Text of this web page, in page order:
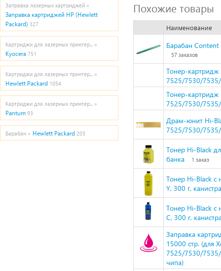
Заправка лазерных картриджей »
Заправка картриджей HP (Hewlett
Packard) 327
Картриджи для лазерных принтер... »
Kyocera 751
Картриджи для лазерных принтер... »
Hewlett Packard 1054
Картриджи для лазерных принтер... »
Pantum 93
Барабан » Hewlett Packard 203
Похожие товары
Наименование
Барабан
57 заказов
Тонер-картридж
7525/7530/
Тонер-картридж
7525/7530/
Драм-юнит Hi-
7525/7530/
Тонер Hi-Black
банка
1 заказ
Тонер Hi-Black с
Y, 300 г,
Тонер Hi-Black с
C, 300 г,
Заправка
15000 стр. (для
7525/7530/
чипа)